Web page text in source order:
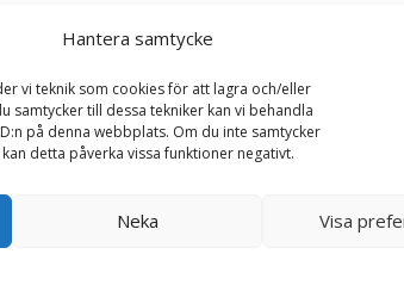
Hantera samtycke
vi teknik som cookies för att lagra och/eller
samtycker till dessa tekniker kan vi behandla
på denna webbplats. Om du inte samtycker
detta påverka vissa funktioner negativt.
Neka Visa
till nästa gång jag skriver en kommentar.